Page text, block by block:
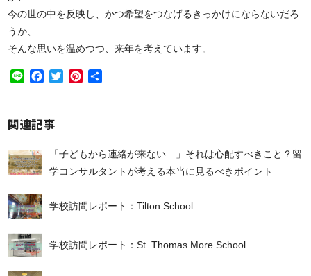
今の世の中を反映し、かつ希望をつなげるきっかけにならないだろ
うか、
そんな思いを温めつつ、来年を考えています。
Line Facebook
TwitterPinterest
関連記事
「子どもから連絡が来ない…」それは心配すべきこと？留
学コンサルタントが考える本当に見るべきポイント
学校訪問レポート：Tilton School
学校訪問レポート：St. Thomas More School